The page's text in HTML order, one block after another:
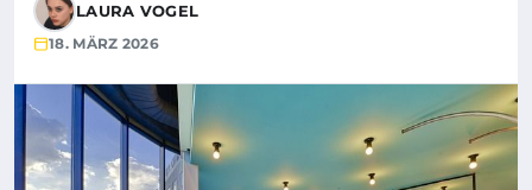
LAURA VOGEL
18. MÄRZ 2026